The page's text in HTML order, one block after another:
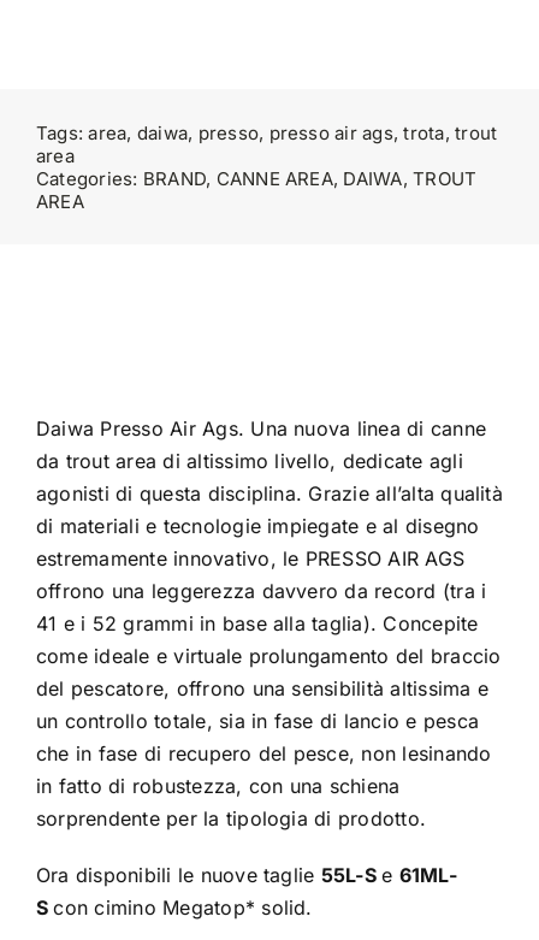
CONTATTI
Tags:area, daiwa, presso, presso air ags,trota,trout
area
Categories: BRAND, CANNE AREA, DAIWA,TROUT
AREA
Daiwa Presso Air Ags. Una nuova linea di canne
da trout area di altissimo livello, dedicate agli
agonisti di questa disciplina. Grazie all’alta qualità
di materiali e tecnologie impiegate e al disegno
estremamente innovativo, le PRESSO AIR AGS
offrono una leggerezza davvero da record (tra i
41 e i 52 grammi in base alla taglia). Concepite
come ideale e virtuale prolungamento del braccio
del pescatore, offrono una sensibilità altissima e
un controllo totale, sia in fase di lancio e pesca
che in fase di recupero del pesce, non lesinando
in fatto di robustezza, con una schiena
sorprendente per la tipologia di prodotto.
Ora disponibili le nuove taglie 55L-Se 61ML-
Scon cimino Megatop* solid.